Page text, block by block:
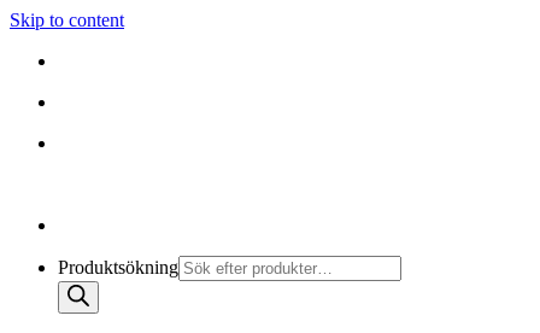
Skip to content
Produktsökning